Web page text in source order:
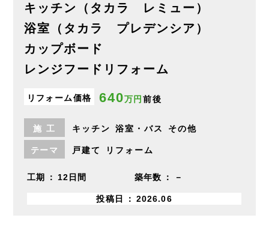
キッチン（タカラ レミュー）
浴室（タカラ プレデンシア）
カップボード
レンジフードリフォーム
リフォーム価格 640万円 前後
施 工 キッチン 浴室・バス その他
テーマ 戸建て リフォーム
工期 12日間 築年数 －
投稿日 2026.06